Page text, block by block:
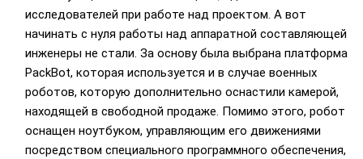
исследователей при работе над проектом. А вот
начинать с нуля работы над аппаратной составляющей
инженеры не стали. За основу была выбрана платформа
PackBot, которая используется и в случае военных
роботов, которую дополнительно оснастили камерой,
находящей в свободной продаже. Помимо этого, робот
оснащен ноутбуком, управляющим его движениями
посредством специального программного обеспечения,